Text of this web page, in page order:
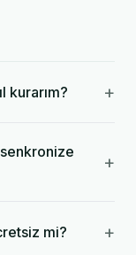
kurarım? +
+
mi? +